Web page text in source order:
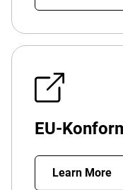
EU-
Learn More